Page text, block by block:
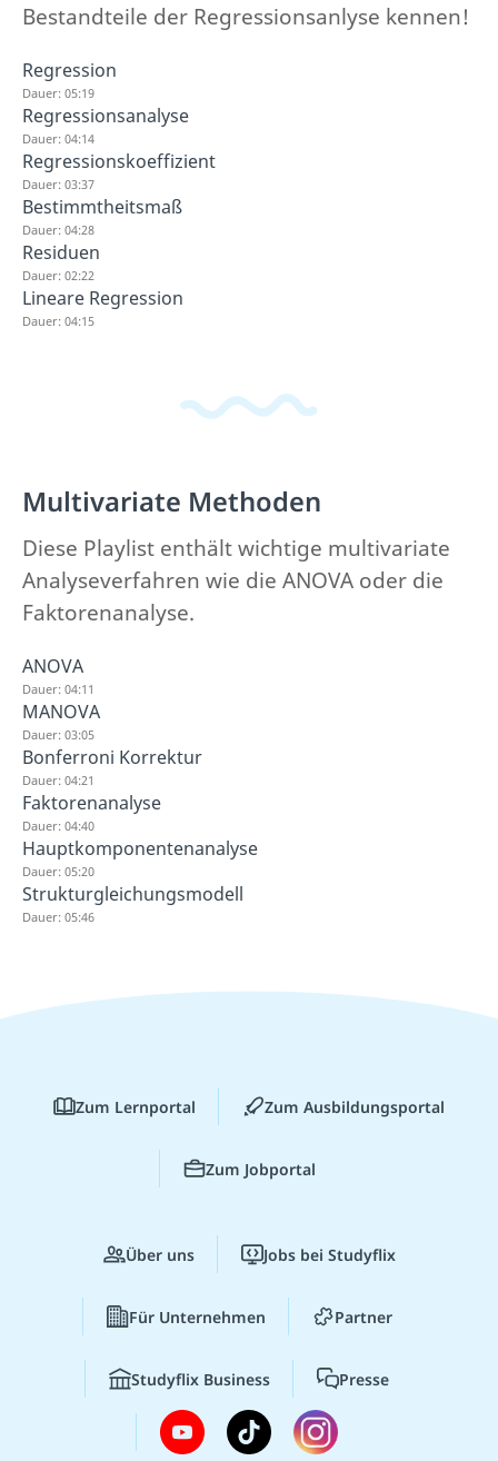
Bestandteile der Regressionsanlyse kennen!
Regression
Dauer: 05:19
Regressionsanalyse
Dauer: 04:14
Regressionskoeffizient
Dauer: 03:37
Bestimmtheitsmaß
Dauer: 04:28
Residuen
Dauer: 02:22
Lineare Regression
Dauer: 04:15
Multivariate Methoden
Diese Playlist enthält wichtige multivariate
Analyseverfahren wie die ANOVA oder die
Faktorenanalyse.
ANOVA
Dauer: 04:11
MANOVA
Dauer: 03:05
Bonferroni Korrektur
Dauer: 04:21
Faktorenanalyse
Dauer: 04:40
Hauptkomponentenanalyse
Dauer: 05:20
Strukturgleichungsmodell
Dauer: 05:46
Zum Lernportal Zum Ausbildungsportal
Zum Jobportal
Über uns Jobs bei Studyflix
Für Unternehmen Partner
Studyflix Business Presse